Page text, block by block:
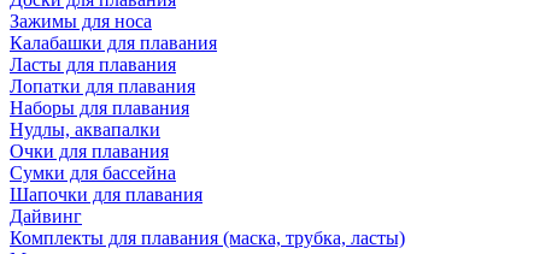
Зажимы для носа
Калабашки для плавания
Ласты для плавания
Лопатки для плавания
Наборы для плавания
Нудлы, аквапалки
Очки для плавания
Сумки для бассейна
Шапочки для плавания
Дайвинг
Комплекты для плавания (маска, трубка, ласты)